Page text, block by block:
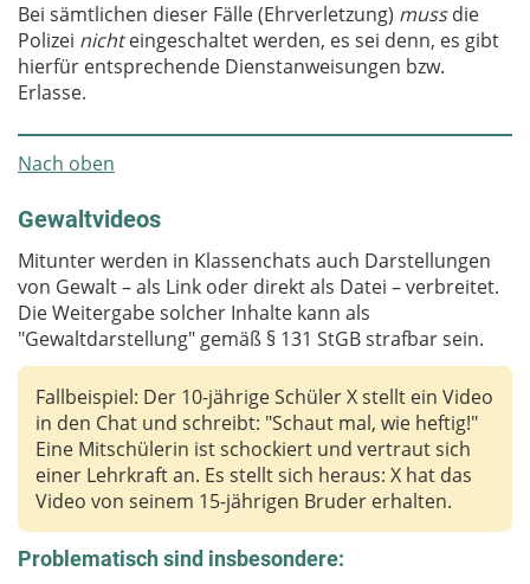
Bei sämtlichen dieser Fälle (Ehrverletzung) mussdie
Polizei nichteingeschaltet werden, es sei denn, es gibt
hierfür entsprechende Dienstanweisungen bzw.
Erlasse.
Nach oben
Gewaltvideos
Mitunter werden in Klassenchats auch Darstellungen
von Gewalt – als Link oder direkt als Datei – verbreitet.
Die Weitergabe solcher Inhalte kann als
"Gewaltdarstellung" gemäß § 131 StGB strafbar sein.
Fallbeispiel: Der 10-jährige Schüler X stellt ein Video
in den Chat und schreibt: "Schaut mal, wie heftig!"
Eine Mitschülerin ist schockiert und vertraut sich
einer Lehrkraft an. Es stellt sich heraus: X hat das
Video von seinem 15-jährigen Bruder erhalten.
Problematisch sind insbesondere: